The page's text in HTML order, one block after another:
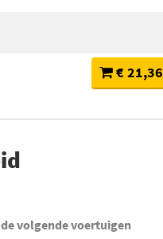
€ 21,36
volgende voertuigen